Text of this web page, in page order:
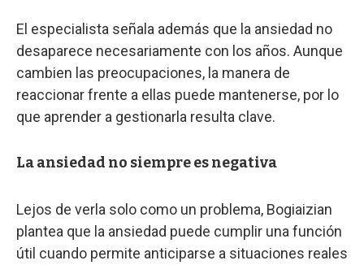
El especialista señala además que la ansiedad no
desaparece necesariamente con los años. Aunque
cambien las preocupaciones, la manera de
reaccionar frente a ellas puede mantenerse, por lo
que aprender a gestionarla resulta clave.
La ansiedad no siempre es negativa
Lejos de verla solo como un problema, Bogiaizian
plantea que la ansiedad puede cumplir una función
útil cuando permite anticiparse a situaciones reales